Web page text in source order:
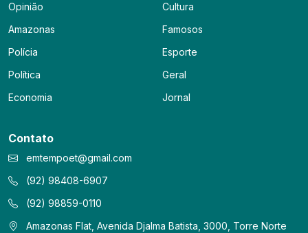
Opinião
Amazonas
Polícia
Política
Economia
Cultura
Famosos
Esporte
Geral
Jornal
Contato
emtempoet@gmail.com
(92) 98408-6907
(92) 98859-0110
Amazonas Flat, Avenida Djalma Batista, 3000, Torre Norte